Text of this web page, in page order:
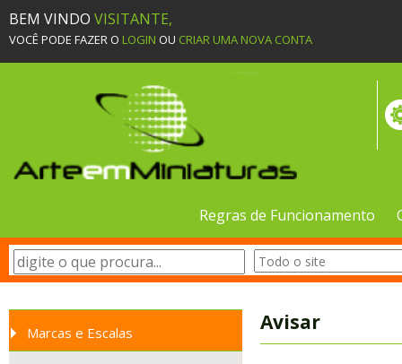
BEM VINDO VISITANTE,
VOCÊ PODE FAZER O LOGIN OU CRIAR UMA NOVA CONTA
Regras de Funcionamento
Marcas e Escalas Avisar